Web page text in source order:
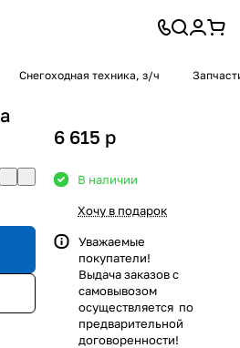
Снегоходная техника, з/ч
6 615 p
В наличии
Хочу в подарок
Уважаемые
покупатели!
Выдача заказов с
самовывозом
осуществляется по
предварительной
договоренности!